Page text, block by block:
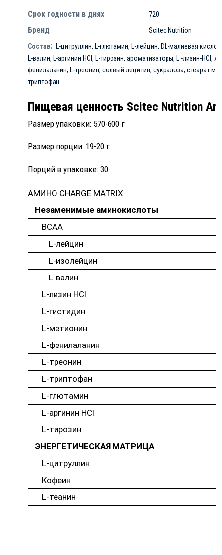
Срок годности в днях 720
Бренд
Scitec Nutrition
Состав:
L-цитруллин, L-глютамин, L-лейцин, DL-малиевая
L-валин, L-аргинин HCl, L-тирозин, ароматизаторы, L -лизин-HCl,
фенилаланин, L-треонин, соевый лецитин, сукралоза, стеарат
триптофан.
Пищевая ценность Scitec Nutrition
Размер упаковки: 570-600 г
Размер порции: 19-20 г
Порций в упаковке: 30
АМИНО CHARGE MATRIX
Незаменимые аминокислоты
BCAA
L-лейцин
L-изолейцин
L-валин
L-лизин HCl
L-гистидин
L-метионин
L-фенилаланин
L-треонин
L-триптофан
L-глютамин
L-аргинин HCl
L-тирозин
ЭНЕРГЕТИЧЕСКАЯ МАТРИЦА
L-цитруллин
Кофеин
L-теанин